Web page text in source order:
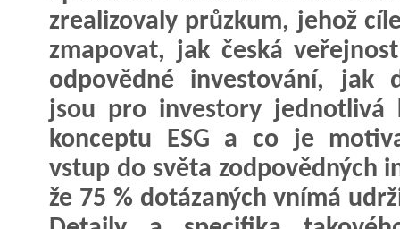
zrealizovaly průzkum, jehož
zmapovat, jak česká
odpovědné investování, jak
jsou pro investory jednotlivá
konceptu ESG a co je
vstup do světa zodpovědných
že 75 % dotázaných vnímá